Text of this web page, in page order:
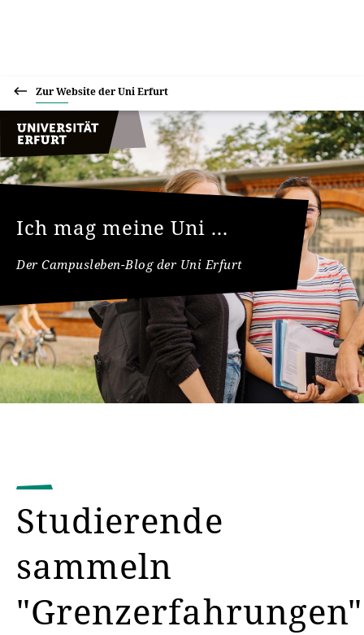
Zur Website der Uni Erfurt
Ich mag meine Uni ...
Der Campusleben-Blog der Uni Erfurt
Studierende
sammeln
"Grenzerfahrungen"